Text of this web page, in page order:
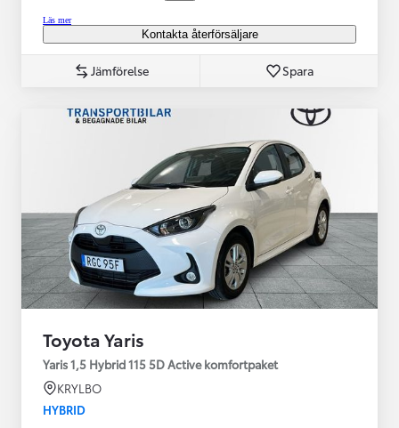
Läs mer
Kontakta återförsäljare
Jämförelse Spara
Toyota Yaris
Yaris 1,5 Hybrid 115 5D Active komfortpaket
KRYLBO
HYBRID